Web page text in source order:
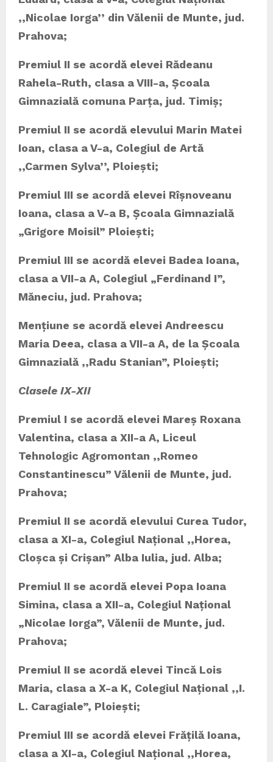
,,Nicolae Iorga’’ din Vălenii de Munte, jud.
Prahova;
Premiul II se acordă elevei Rădeanu
Rahela-Ruth, clasa a VIII-a, Școala
Gimnazială comuna Parța, jud. Timiș;
Premiul II se acordă elevului Marin Matei
Ioan, clasa a V-a, Colegiul de Artă
,,Carmen Sylva’’, Ploiești;
Premiul III se acordă elevei Rîșnoveanu
Ioana, clasa a V-a B, Școala Gimnazială
„Grigore Moisil” Ploiești;
Premiul III se acordă elevei Badea Ioana,
clasa a VII-a A, Colegiul „Ferdinand I”,
Măneciu, jud. Prahova;
Mențiune se acordă elevei Andreescu
Maria Deea, clasa a VII-a A, de la Școala
Gimnazială ,,Radu Stanian”, Ploiești;
Clasele IX-XII
Premiul I se acordăelevei Mareș Roxana
Valentina, clasa a XII-a A, Liceul
Tehnologic Agromontan ,,Romeo
Constantinescu” Vălenii de Munte, jud.
Prahova;
Premiul II se acordă elevului Curea Tudor,
clasa a XI-a, Colegiul Național ,,Horea,
Cloșca și Crișan” Alba Iulia, jud. Alba;
Premiul II se acordă elevei Popa Ioana
Simina, clasa a XII-a, Colegiul Național
„Nicolae Iorga”, Vălenii de Munte, jud.
Prahova;
Premiul II se acordă elevei Tincă Lois
Maria, clasa a X-a K, Colegiul Național ,,I.
L. Caragiale”, Ploiești;
Premiul III se acordă elevei Frățilă Ioana,
clasa a XI-a, Colegiul Național ,,Horea,